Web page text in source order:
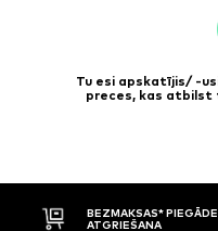
Tu esi apskatījis/ -
preces, kas
30 DIENU